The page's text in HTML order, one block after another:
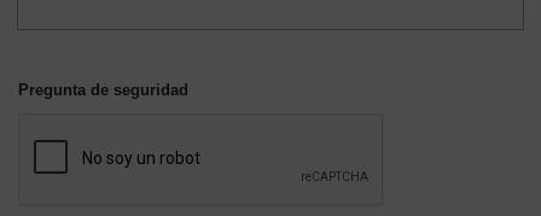
Pregunta de seguridad